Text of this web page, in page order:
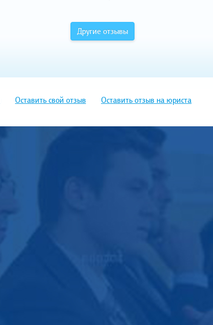
Другие отзывы
Оставить свой отзыв Оставить отзыв на юриста